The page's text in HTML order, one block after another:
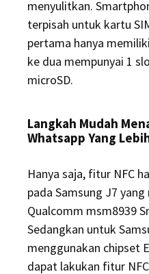
menyulitkan.
terpisah untuk kartu
pertama hanya
ke dua mempunyai 1
microSD.
Langkah Mudah
Whatsapp Yang
Hanya saja, fitur NFC
pada Samsung J7
Qualcomm msm8939
Sedangkan untuk
menggunakan chipset
dapat lakukan fitur